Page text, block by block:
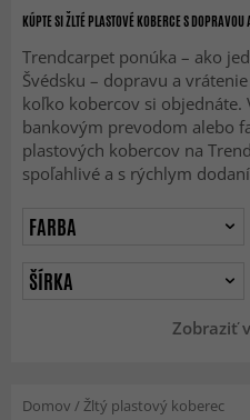
KÚPTE SI ŽLTÉ PLASTOVÉ KOBERCE S
Trendcarpet ponúka – ako
Švédsku – dopravu a
koľko kobercov si objednáte.
bankovým prevodom alebo
plastových kobercov na
spoľahlivé a s rýchlym
Zobraziť
FARBA
ŠÍRKA
Domov /Žltý plastový koberec